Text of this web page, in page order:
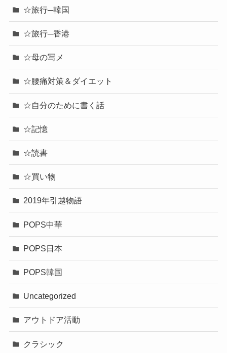
☆旅行─韓国
☆旅行─香港
☆母の写メ
☆腰痛対策＆ダイエット
☆自分のために書く話
☆記憶
☆読書
☆買い物
2019年引越物語
POPS中華
POPS日本
POPS韓国
Uncategorized
アウトドア活動
クラシック